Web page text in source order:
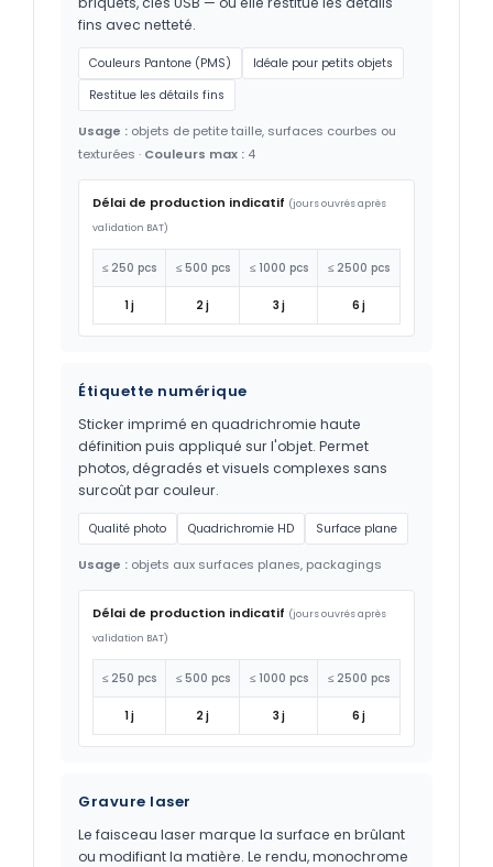
fins avec netteté.
Couleurs Pantone (PMS)
Idéale pour petits objets
Restitue les détails fins
Usage : objets de petite taille, surfaces courbes ou
texturées · Couleurs max : 4
Délai de production indicatif (jours ouvrés après
validation BAT)
≤ 250 pcs ≤ 500 pcs ≤ 1000 pcs ≤ 2500 pcs
1 j 2 j 3 j 6 j
Étiquette numérique
Sticker imprimé en quadrichromie haute
définition puis appliqué sur l'objet. Permet
photos, dégradés et visuels complexes sans
surcoût par couleur.
Qualité photo Quadrichromie HD Surface plane
Usage : objets aux surfaces planes, packagings
Délai de production indicatif (jours ouvrés après
validation BAT)
≤ 250 pcs ≤ 500 pcs ≤ 1000 pcs ≤ 2500 pcs
1 j 2 j 3 j 6 j
Gravure laser
Le faisceau laser marque la surface en brûlant
ou modifiant la matière. Le rendu, monochrome